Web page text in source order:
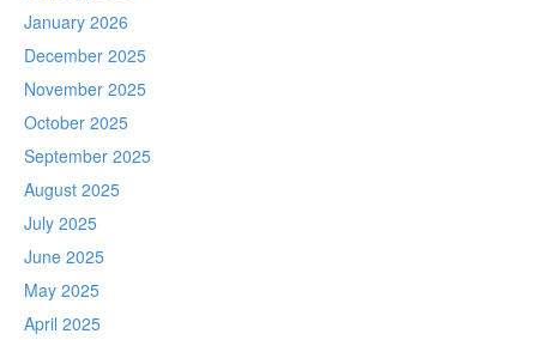
January 2026
December 2025
November 2025
October 2025
September 2025
August 2025
July 2025
June 2025
May 2025
April 2025